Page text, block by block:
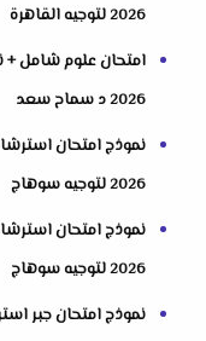
2026 لتوجيه القاهرة
امتحان علوم شامل +
2026 د سماح سعد
نموذج امتحان
2026 لتوجيه سوهاج
نموذج امتحان
2026 لتوجيه سوهاج
نموذج امتحان جبر